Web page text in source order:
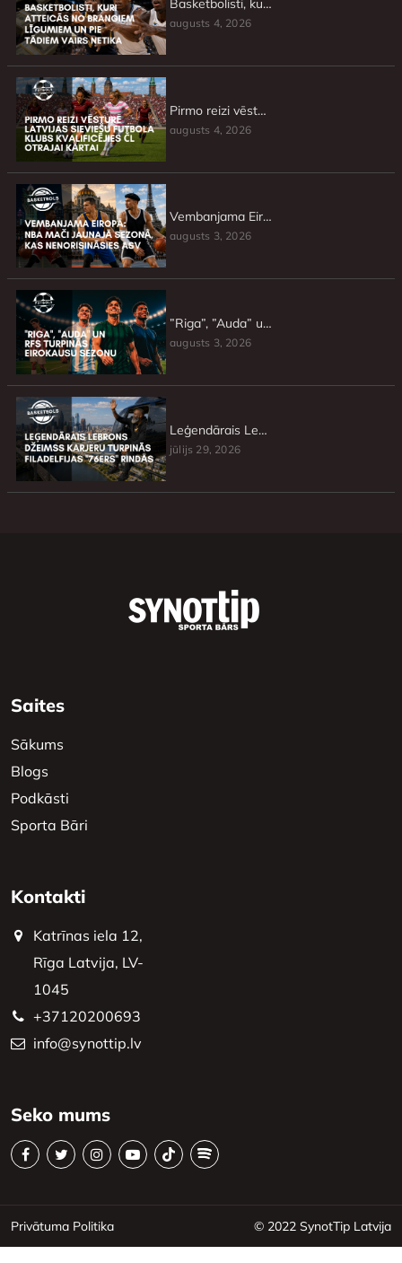
Basketbolisti, kuri atteicās no brangiem līgumiem un pie tādiem vairs netika
augusts 4, 2026
Pirmo reizi vēsturē Latvijas sieviešu futbola klubs kvalificējies ČL otrajai kārtai
augusts 4, 2026
Vembanjama Eiropā: NBA mači jaunajā sezonā, kas nenorisināsies ASV
augusts 3, 2026
”Riga”, ”Auda” un RFS turpinās Eirokausu sezonu
augusts 3, 2026
Leģendārais Lebrons Džeimss karjeru turpinās Filadelfijas ”76ers” rindās
jūlijs 29, 2026
Saites
Sākums
Blogs
Podkāsti
Sporta Bāri
Kontakti
Katrīnas iela 12,
Rīga Latvija, LV-
1045
+37120200693
info@synottip.lv
Seko mums
Privātuma Politika © 2022 SynotTip Latvija